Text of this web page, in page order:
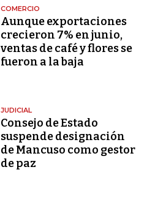
COMERCIO
Aunque exportaciones
crecieron 7% en junio,
ventas de café y flores se
fueron a la baja
JUDICIAL
Consejo de Estado
suspende designación
de Mancuso como gestor
de paz